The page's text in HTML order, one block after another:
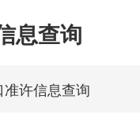
息查询
许信息查询